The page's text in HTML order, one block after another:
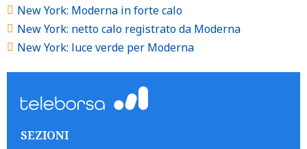
New York: Moderna in forte calo
New York: netto calo registrato da Moderna
New York: luce verde per Moderna
SEZIONI